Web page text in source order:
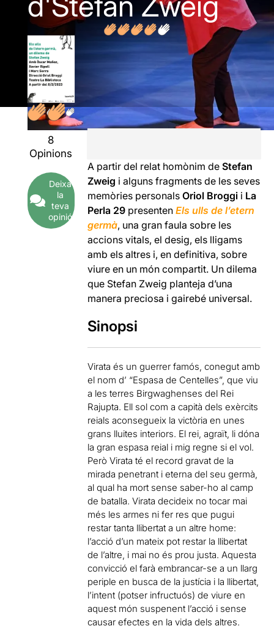
8
Opinions
Deixa
la
teva
opinió
A partir del relat homònim deStefan
Zweig i alguns fragments de les seves
memòries personalsOriol Broggi i La
Perla 29 presentenEls ulls de l’etern
germà, una gran faula sobre les
accions vitals, el desig, els lligams
amb els altres i, en definitiva, sobre
viure en un món compartit. Un dilema
que Stefan Zweig planteja d’una
manera preciosa i gairebé universal.
Sinopsi
Virata és un guerrer famós, conegut amb
el nom d’ “Espasa de Centelles”, que viu
a les terres Birgwaghenses del Rei
Rajupta. Ell sol com a capità dels exèrcits
reials aconsegueix la victòria en unes
grans lluites interiors. El rei, agraït, li dóna
la gran espasa reial i mig regne si el vol.
Però Virata té el record gravat de la
mirada penetrant i eterna del seu germà,
al qual ha mort sense saber-ho al camp
de batalla. Virata decideix no tocar mai
més les armes ni fer res que pugui
restar tanta llibertat a un altre home:
l’acció d’un mateix pot restar la llibertat
de l’altre, i mai no és prou justa. Aquesta
convicció el farà embrancar-se a un llarg
periple en busca de la justícia i la llibertat,
l’intent (potser infructuós) de viure en
aquest món suspenent l’acció i sense
causar efectes en la vida dels altres.